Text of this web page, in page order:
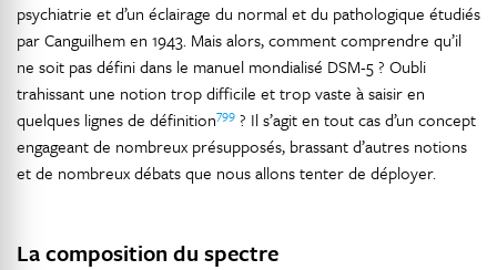
psychiatrie et d’un éclairage du normal et du pathologique étudiés
par Canguilhem en 1943. Mais alors, comment comprendre qu’il
ne soit pas défini dans le manuel mondialisé DSM-5 ? Oubli
trahissant une notion trop difficile et trop vaste à saisir en
quelques lignes de définition799 ? Il s’agit en tout cas d’un concept
engageant de nombreux présupposés, brassant d’autres notions
et de nombreux débats que nous allons tenter de déployer.
La composition du spectre